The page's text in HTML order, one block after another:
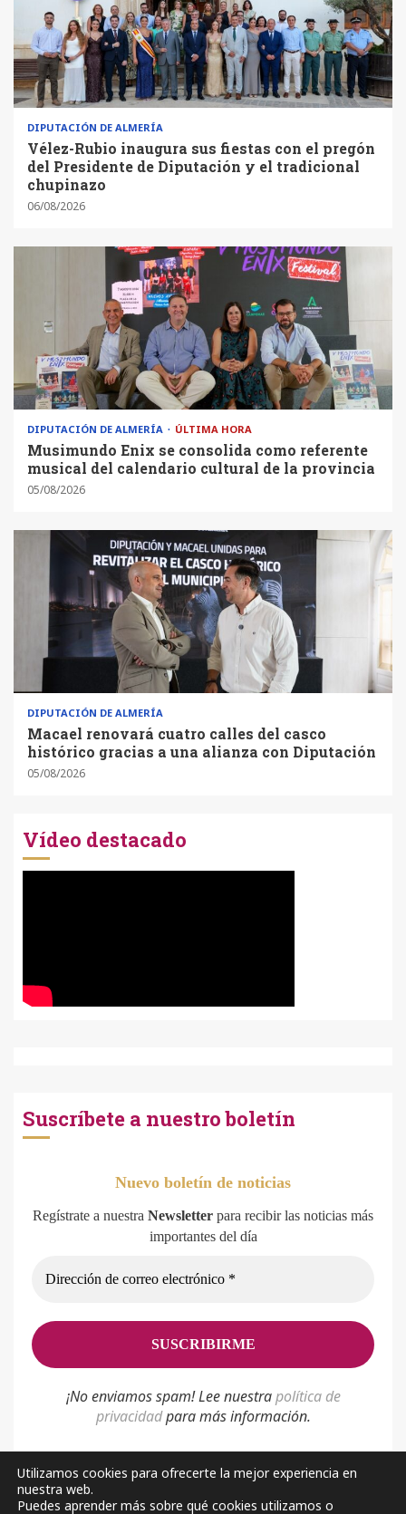
DIPUTACIÓN DE ALMERÍA
Vélez-Rubio inaugura sus fiestas con el pregón
del Presidente de Diputación y el tradicional
chupinazo
06/08/2026
DIPUTACIÓN DE ALMERÍA ÚLTIMA HORA
Musimundo Enix se consolida como referente
musical del calendario cultural de la provincia
05/08/2026
DIPUTACIÓN DE ALMERÍA
Macael renovará cuatro calles del casco
histórico gracias a una alianza con Diputación
05/08/2026
Vídeo destacado
Suscríbete a nuestro boletín
Nuevo boletín de noticias
Regístrate a nuestra Newsletter para recibir las noticias más
importantes del día
¡No enviamos spam! Lee nuestrapolítica de
privacidadpara más información.
Política de privacidad Aviso Legal Sobre nosotros
Utilizamos cookies para ofrecerte la mejor experiencia en
nuestra web.
Puedes aprender más sobre qué cookies utilizamos o